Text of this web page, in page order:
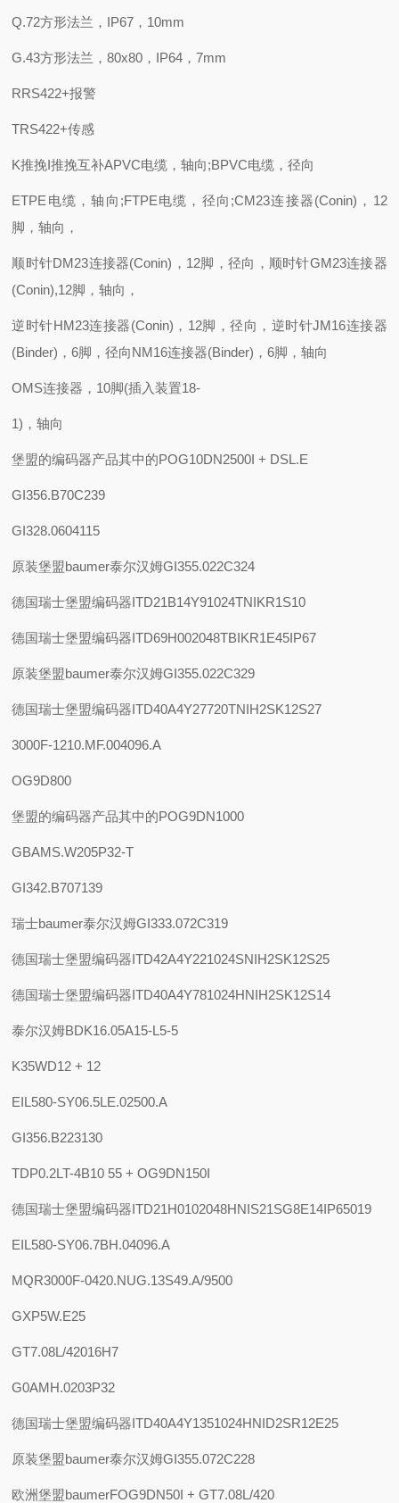
Q.72方形法兰，IP67，10mm
G.43方形法兰，80x80，IP64，7mm
RRS422+报警
TRS422+传感
K推挽I推挽互补APVC电缆，轴向;BPVC电缆，径向
ETPE电缆，轴向;FTPE电缆，径向;CM23连接器(Conin)，12
脚，轴向，
顺时针DM23连接器(Conin)，12脚，径向，顺时针GM23连接器
(Conin),12脚，轴向，
逆时针HM23连接器(Conin)，12脚，径向，逆时针JM16连接器
(Binder)，6脚，径向NM16连接器(Binder)，6脚，轴向
OMS连接器，10脚(插入装置18-
1)，轴向
堡盟的编码器产品其中的POG10DN2500I + DSL.E
GI356.B70C239
GI328.0604115
原装堡盟baumer泰尔汉姆GI355.022C324
德国瑞士堡盟编码器ITD21B14Y91024TNIKR1S10
德国瑞士堡盟编码器ITD69H002048TBIKR1E45IP67
原装堡盟baumer泰尔汉姆GI355.022C329
德国瑞士堡盟编码器ITD40A4Y27720TNIH2SK12S27
3000F-1210.MF.004096.A
OG9D800
堡盟的编码器产品其中的POG9DN1000
GBAMS.W205P32-T
GI342.B707139
瑞士baumer泰尔汉姆GI333.072C319
德国瑞士堡盟编码器ITD42A4Y221024SNIH2SK12S25
德国瑞士堡盟编码器ITD40A4Y781024HNIH2SK12S14
泰尔汉姆BDK16.05A15-L5-5
K35WD12 + 12
EIL580-SY06.5LE.02500.A
GI356.B223130
TDP0.2LT-4B10 55 + OG9DN150I
德国瑞士堡盟编码器ITD21H0102048HNIS21SG8E14IP65019
EIL580-SY06.7BH.04096.A
MQR3000F-0420.NUG.13S49.A/9500
GXP5W.E25
GT7.08L/42016H7
G0AMH.0203P32
德国瑞士堡盟编码器ITD40A4Y1351024HNID2SR12E25
原装堡盟baumer泰尔汉姆GI355.072C228
欧洲堡盟baumerFOG9DN50I + GT7.08L/420